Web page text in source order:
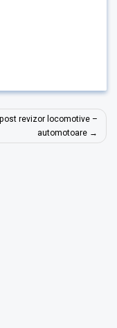
revizor locomotive –
automotoare